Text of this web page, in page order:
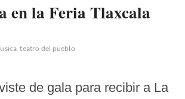
en la Feria Tlaxcala
teatro del pueblo
de gala para recibir a La